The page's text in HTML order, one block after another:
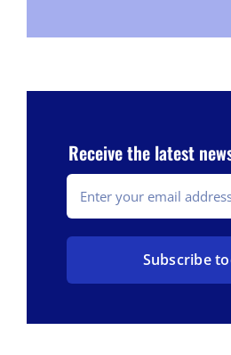
Receive the latest
Subscribe